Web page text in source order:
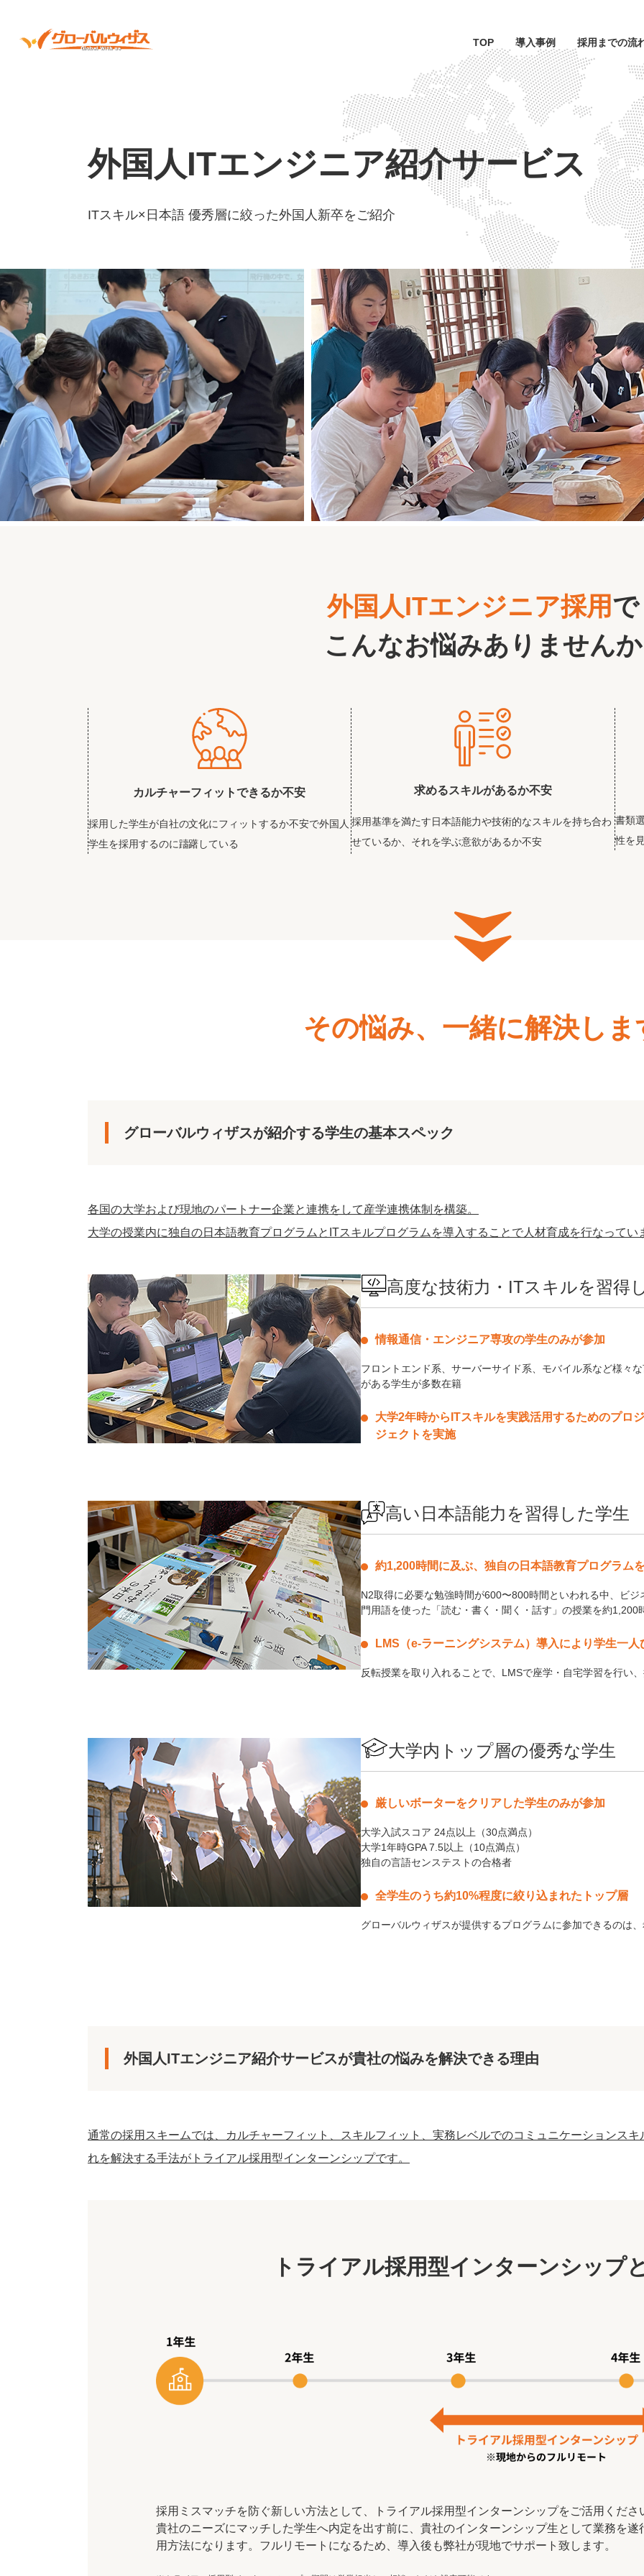
TOP 導入事例 採用までの流
外国人ITエンジニア紹介サービス
ITスキル×日本語 優秀層に絞った外国人新卒をご紹介
外国人ITエンジニア採用で
こんなお悩みありませんか
カルチャーフィットできるか不安
採用した学生が自社の文化にフィットするか不安で外国人
学生を採用するのに躊躇している
求めるスキルがあるか不安
採用基準を満たす日本語能力や技術的なスキルを持ち合わ
せているか、それを学ぶ意欲があるか不安
書類
性を
その悩み、一緒に解決しま
グローバルウィザスが紹介する学生の基本スペック
各国の大学および現地のパートナー企業と連携をして産学連携体制を構築。
大学の授業内に独自の日本語教育プログラムとITスキルプログラムを導入することで人材育成を行なってい
高度な技術力・ITスキルを習得
情報通信・エンジニア専攻の学生のみが参加
フロントエンド系、サーバーサイド系、モバイル系など様々
がある学生が多数在籍
大学2年時からITスキルを実践活用するためのプロ
ジェクトを実施
高い日本語能力を習得した学生
約1,200時間に及ぶ、独自の日本語教育プログラム
N2取得に必要な勉強時間が600〜800時間といわれる中、ビ
門用語を使った「読む・書く・聞く・話す」の授業を約1,200
LMS（e-ラーニングシステム）導入により学生一
反転授業を取り入れることで、LMSで座学・自宅学習を行い
大学内トップ層の優秀な学生
厳しいボーターをクリアした学生のみが参加
大学入試スコア 24点以上（30点満点）
大学1年時GPA 7.5以上（10点満点）
独自の言語センステストの合格者
全学生のうち約10%程度に絞り込まれたトップ層
グローバルウィザスが提供するプログラムに参加できるのは
外国人ITエンジニア紹介サービスが貴社の悩みを解決できる理由
通常の採用スキームでは、カルチャーフィット、スキルフィット、実務レベルでのコミュニケーションス
れを解決する手法がトライアル採用型インターンシップです。
トライアル採用型インターンシップ
採用ミスマッチを防ぐ新しい方法として、トライアル採用型インターンシップをご活用くださ
貴社のニーズにマッチした学生へ内定を出す前に、貴社のインターンシップ生として業務を
用方法になります。フルリモートになるため、導入後も弊社が現地でサポート致します。